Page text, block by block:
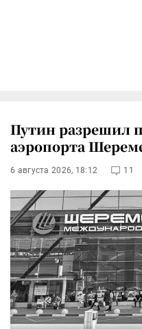
Путин разрешил
аэропорта
6 августа 2026, 18:12 11